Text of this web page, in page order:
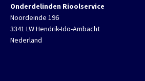
Onderdelinden Rioolservice
Noordeinde 196
3341 LW Hendrik-Ido-Ambacht
Nederland